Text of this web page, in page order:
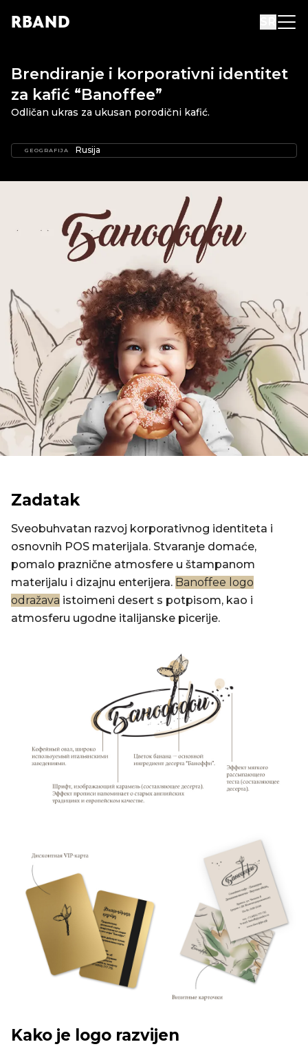
RBAND
Brendiranje i korporativni identitet
za kafić “Banoffee”
Odličan ukras za ukusan porodični kafić.
GEOGRAFIJA Rusija
Zadatak
Sveobuhvatan razvoj korporativnog identiteta i
osnovnih POS materijala. Stvaranje domaće,
pomalo praznične atmosfere u štampanom
materijalu i dizajnu enterijera. Banoffee logo
odražava istoimeni desert s potpisom, kao i
atmosferu ugodne italijanske picerije.
Kako je logo razvijen